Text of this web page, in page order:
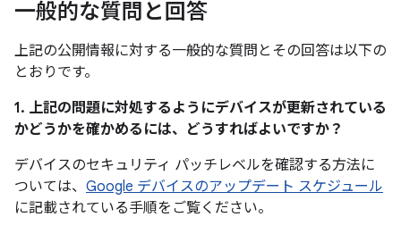
一般的な質問と回答
上記の公開情報に対する一般的な質問とその回答は以下の
とおりです。
1. 上記の問題に対処するようにデバイスが更新されている
かどうかを確かめるには、どうすればよいですか？
デバイスのセキュリティ パッチレベルを確認する方法に
ついては、 Google デバイスのアップデート スケジュール
に記載されている手順をご覧ください。